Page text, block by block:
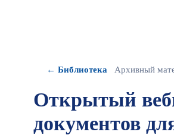
← Библиотека Архивный
Открытый
документов